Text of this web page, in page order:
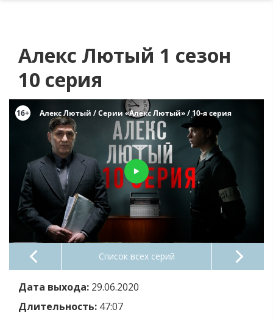
Алекс Лютый 1 сезон
10 серия
Список всех серий
Дата выхода: 29.06.2020
Длительность: 47:07